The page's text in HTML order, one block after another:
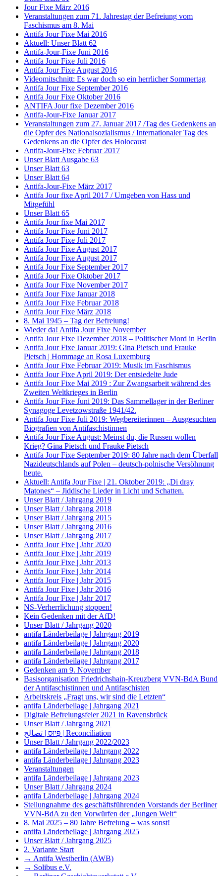
Jour Fixe März 2016
Veranstaltungen zum 71. Jahrestag der Befreiung vom
Faschismus am 8. Mai
Antifa Jour Fixe Mai 2016
Aktuell: Unser Blatt 62
Antifa-Jour-Fixe Juni 2016
Antifa Jour Fixe Juli 2016
Antifa Jour Fixe August 2016
Videomitschnitt: Es war doch so ein herrlicher Sommertag
Antifa Jour Fixe September 2016
Antifa Jour Fixe Oktober 2016
ANTIFA Jour fixe Dezember 2016
Antifa-Jour-Fixe Januar 2017
Veranstaltungen zum 27. Januar 2017 /Tag des Gedenkens an
die Opfer des Nationalsozialismus / Internationaler Tag des
Gedenkens an die Opfer des Holocaust
Antifa-Jour-Fixe Februar 2017
Unser Blatt Ausgabe 63
Unser Blatt 63
Unser Blatt 64
Antifa-Jour-Fixe März 2017
Antifa Jour fixe April 2017 / Umgeben von Hass und
Mitgefühl
Unser Blatt 65
Antifa Jour fixe Mai 2017
Antifa Jour Fixe Juni 2017
Antifa Jour Fixe Juli 2017
Antifa Jour Fixe August 2017
Antifa Jour Fixe August 2017
Antifa Jour Fixe September 2017
Antifa Jour Fixe Oktober 2017
Antifa Jour Fixe November 2017
Antifa Jour Fixe Januar 2018
Antifa Jour Fixe Februar 2018
Antifa Jour Fixe März 2018
8. Mai 1945 – Tag der Befreiung!
Wieder da! Antifa Jour Fixe November
Antifa Jour Fixe Dezember 2018 – Politischer Mord in Berlin
Antifa Jour Fixe Januar 2019: Gina Pietsch und Frauke
Pietsch | Hommage an Rosa Luxemburg
Antifa Jour Fixe Februar 2019: Musik im Faschismus
Antifa Jour Fixe April 2019: Der entsiedelte Jude
Antifa Jour Fixe Mai 2019 : Zur Zwangsarbeit während des
Zweiten Weltkrieges in Berlin
Antifa Jour Fixe Juni 2019: Das Sammellager in der Berliner
Synagoge Levetzowstraße 1941/42.
Antifa Jour Fixe Juli 2019: Wegbereiterinnen – Ausgesuchten
Biografien von Antifaschistinnen
Antifa Jour Fixe August: Meinst du, die Russen wollen
Krieg? Gina Pietsch und Frauke Pietsch
Antifa Jour Fixe September 2019: 80 Jahre nach dem Überfall
Nazideutschlands auf Polen – deutsch-polnische Versöhnung
heute.
Aktuell: Antifa Jour Fixe | 21. Oktober 2019: „Di dray
Matones“ – Jiddische Lieder in Licht und Schatten.
Unser Blatt / Jahrgang 2019
Unser Blatt / Jahrgang 2018
Unser Blatt / Jahrgang 2015
Unser Blatt / Jahrgang 2016
Unser Blatt / Jahrgang 2017
Antifa Jour Fixe | Jahr 2020
Antifa Jour Fixe | Jahr 2019
Antifa Jour Fixe | Jahr 2013
Antifa Jour Fixe | Jahr 2014
Antifa Jour Fixe | Jahr 2015
Antifa Jour Fixe | Jahr 2016
Antifa Jour Fixe | Jahr 2017
NS-Verherrlichung stoppen!
Kein Gedenken mit der AfD!
Unser Blatt / Jahrgang 2020
antifa Länderbeilage | Jahrgang 2019
antifa Länderbeilage | Jahrgang 2020
antifa Länderbeilage | Jahrgang 2018
antifa Länderbeilage | Jahrgang 2017
Gedenken am 9. November
Basisorganisation Friedrichshain-Kreuzberg VVN-BdA Bund
der Antifaschistinnen und Antifaschisten
Arbeitskreis „Fragt uns, wir sind die Letzten“
antifa Länderbeilage | Jahrgang 2021
Digitale Befreiungsfeier 2021 in Ravensbrück
Unser Blatt / Jahrgang 2021
פִּיוּס | تصالح | Reconciliation
Unser Blatt / Jahrgang 2022/2023
antifa Länderbeilage | Jahrgang 2022
antifa Länderbeilage | Jahrgang 2023
Veranstaltungen
antifa Länderbeilage | Jahrgang 2023
Unser Blatt / Jahrgang 2024
antifa Länderbeilage | Jahrgang 2024
Stellungnahme des geschäftsführenden Vorstands der Berliner
VVN-BdA zu den Vorwürfen der „Jungen Welt“
8. Mai 2025 – 80 Jahre Befreiung – was sonst!
antifa Länderbeilage | Jahrgang 2025
Unser Blatt / Jahrgang 2025
2. Variante Start
→ Antifa Westberlin (AWB)
→ Solibus e.V.